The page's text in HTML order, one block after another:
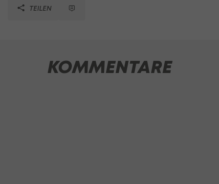
TEILEN
KOMMENTARE